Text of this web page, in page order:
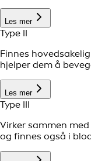
Les mer
Type II
Finnes
hjelper dem å
Les mer
Type III
Virker sammen
og finnes også i